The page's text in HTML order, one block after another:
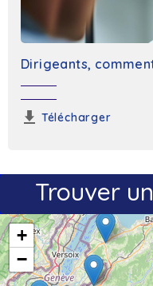
Dirigeants,
Télécharger
Trouver
+
−